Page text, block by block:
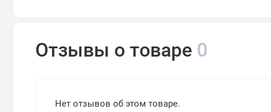
Отзывы о товаре 0
Нет отзывов об этом товаре.